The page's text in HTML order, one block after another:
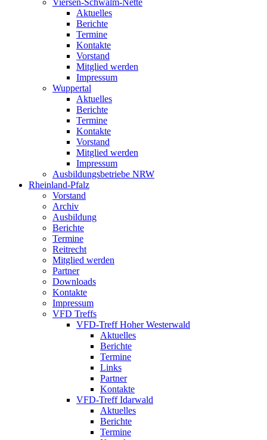
Viersen-Schwalm-Nette
Aktuelles
Berichte
Termine
Kontakte
Vorstand
Mitglied werden
Impressum
Wuppertal
Aktuelles
Berichte
Termine
Kontakte
Vorstand
Mitglied werden
Impressum
Ausbildungsbetriebe NRW
Rheinland-Pfalz
Vorstand
Archiv
Ausbildung
Berichte
Termine
Reitrecht
Mitglied werden
Partner
Downloads
Kontakte
Impressum
VFD Treffs
VFD-Treff Hoher Westerwald
Aktuelles
Berichte
Termine
Links
Partner
Kontakte
VFD-Treff Idarwald
Aktuelles
Berichte
Termine